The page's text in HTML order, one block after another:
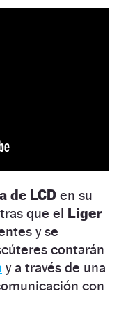
de LCD en su
que el Liger
y se
contarán
y a través de una
con